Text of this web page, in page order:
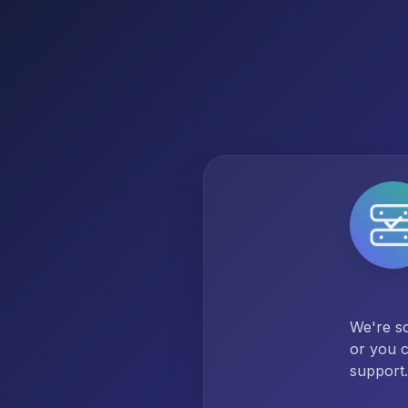
We're
or you
support.